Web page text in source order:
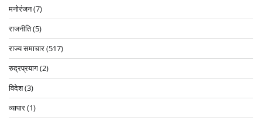
मनोरंजन(7)
राजनीति(5)
राज्य समाचार(517)
रुद्रप्रयाग(2)
विदेश(3)
व्यापार(1)